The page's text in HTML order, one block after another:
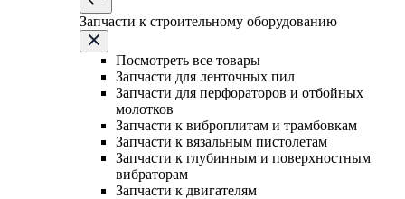
Запчасти к строительному оборудованию
Посмотреть все товары
Запчасти для ленточных пил
Запчасти для перфораторов и отбойных
молотков
Запчасти к виброплитам и трамбовкам
Запчасти к вязальным пистолетам
Запчасти к глубинным и поверхностным
вибраторам
Запчасти к двигателям